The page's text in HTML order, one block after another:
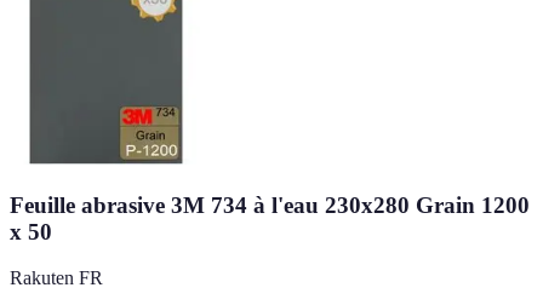
Feuille abrasive 3M 734 à l'eau 230x280 Grain 1200
x 50
Rakuten FR